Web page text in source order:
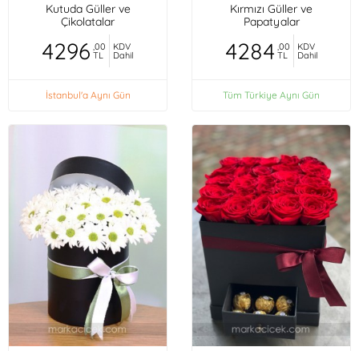
Kutuda Güller ve
Çikolatalar
4296 ,00
TL
KDV
Dahil
İstanbul'a Aynı Gün
Kırmızı Güller ve
Papatyalar
4284 ,00
TL
KDV
Dahil
Tüm Türkiye Aynı Gün